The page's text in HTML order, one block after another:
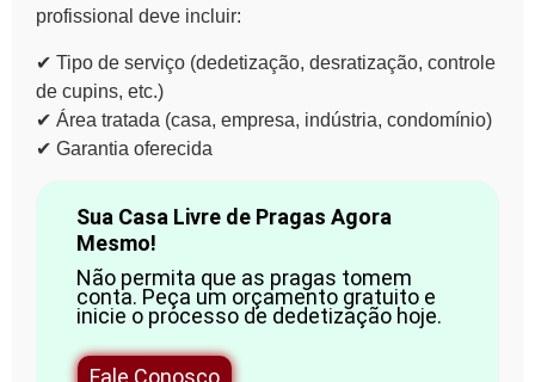
profissional deve incluir:
✔ Tipo de serviço (dedetização, desratização, controle
de cupins, etc.)
✔ Área tratada (casa, empresa, indústria, condomínio)
✔ Garantia oferecida
Sua Casa Livre de Pragas Agora
Mesmo!
Não permita que as pragas tomem
conta. Peça um orçamento gratuito e
inicie o processo de dedetização hoje.
Fale Conosco